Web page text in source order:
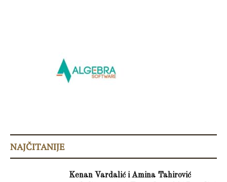
NAJČITANIJE
Kenan Vardalić i Amina Tahirović